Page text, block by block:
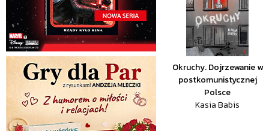
Okruchy. Dojrzewanie w
postkomunistycznej
Polsce
Kasia Babis